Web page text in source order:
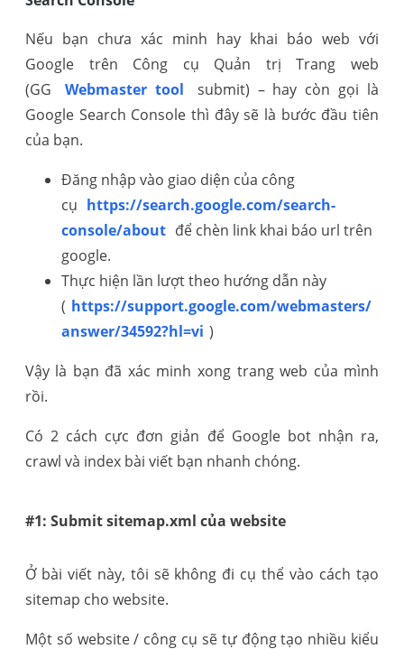
Nếu bạn chưa xác minh hay khai báo web với
Google trên Công cụ Quản trị Trang web
(GG
Webmaster tool
submit) – hay còn gọi là
Google Search Console thì đây sẽ là bước đầu tiên
của bạn.
Đăng nhập vào giao diện của công
cụ https://search.google.com/search-
console/about để chèn link khai báo url trên
google.
Thực hiện lần lượt theo hướng dẫn này
( https://support.google.com/webmasters/
answer/34592?hl=vi )
Vậy là bạn đã xác minh xong trang web của mình
rồi.
Có 2 cách cực đơn giản để Google bot nhận ra,
crawl và index bài viết bạn nhanh chóng.
#1: Submit sitemap.xml của website
Ở bài viết này, tôi sẽ không đi cụ thể vào cách tạo
sitemap cho website.
Một số website / công cụ sẽ tự động tạo nhiều kiểu